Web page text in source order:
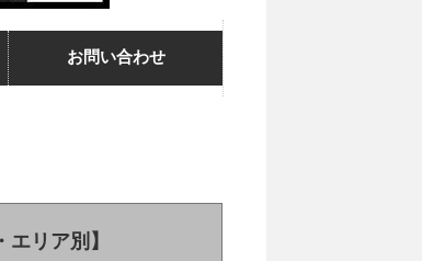
お問い合わせ
リア別】